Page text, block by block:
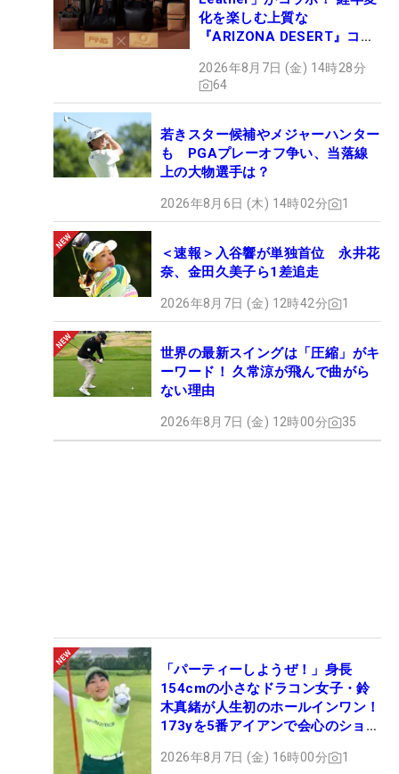
化を楽しむ上質な
『ARIZONA DESERT』コレ
ュー
2026年8月7日 (金) 14時28分
64
若きスター候補やメジャーハンター
も PGAプレーオフ争い、当落線
上の大物選手は？
2026年8月6日 (木) 14時02分 1
＜速報＞入谷響が単独首位 永井花
奈、金田久美子ら1差追走
2026年8月7日 (金) 12時42分 1
世界の最新スイングは「圧縮」がキ
ーワード！ 久常涼が飛んで曲がら
ない理由
2026年8月7日 (金) 12時00分 35
「パーティーしようぜ！」身長
154cmの小さなドラコン女子・鈴
木真緒が人生初のホールインワン！
173yを5番アイアンで会心のショッ
2026年8月7日 (金) 16時00分 1